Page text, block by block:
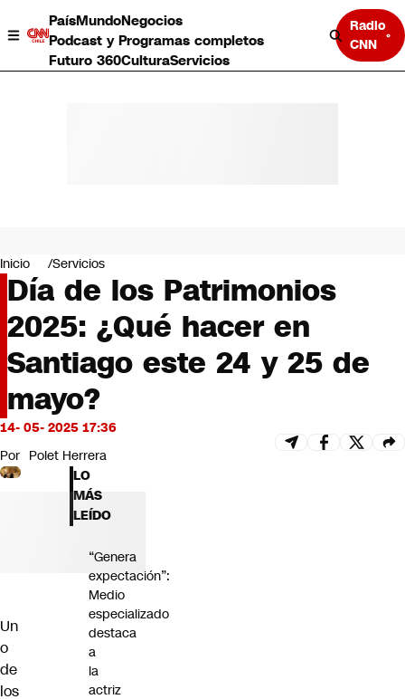
PaísMundoNegocios
Podcast y Programas completos
Futuro 360CulturaServicios
Radio
CNN
Negocios
Deportes
Programas completos
Cultura
Servicios
Bits
CNN tiempo
Futuro 360
Inicio Servicios
Día de los Patrimonios
2025: ¿Qué hacer en
Santiago este 24 y 25 de
mayo?
14- 05- 2025 17:36
Por Polet Herrera
Un
o
de
los
LO
MÁS
LEÍDO
“Genera
expectación”:
Medio
especializado
destaca
a
la
actriz